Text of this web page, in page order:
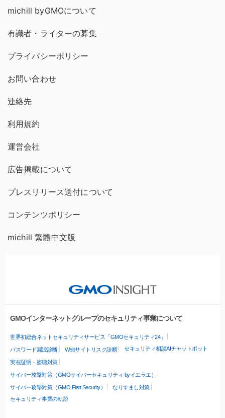
michill byGMOについて
有識者・ライターの募集
プライバシーポリシー
お問い合わせ
連絡先
利用規約
運営会社
広告掲載について
プレスリリース送付について
コンテンツポリシー
michill 繁體中文版
GMOインターネットグループのセキュリティ事業について
世界初総合ネットセキュリティサービス「GMOセキュリティ24」
パスワード漏洩診断 Webサイトリスク診断 セキュリティ相談AIチャットボット
実在証明・盗聴対策
サイバー攻撃対策（GMOサイバーセキュリティ byイエラエ）
サイバー攻撃対策（GMO Flatt Security）
なりすまし対策
セキュリティ事業の軌跡